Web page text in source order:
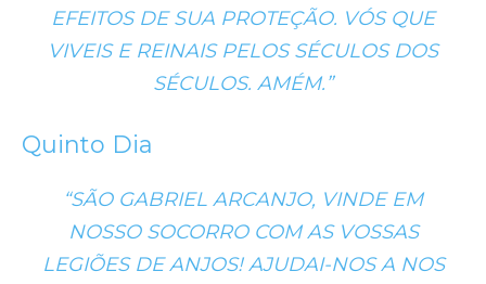
EFEITOS DE SUA PROTEÇÃO. VÓS QUE
VIVEIS E REINAIS PELOS SÉCULOS DOS
SÉCULOS. AMÉM.”
Quinto Dia
“SÃO GABRIEL ARCANJO, VINDE EM
NOSSO SOCORRO COM AS VOSSAS
LEGIÕES DE ANJOS! AJUDAI-NOS A NOS